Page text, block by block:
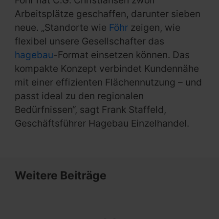
Arbeitsplätze geschaffen, darunter sieben
neue. „Standorte wie Föhr zeigen, wie
flexibel unsere Gesellschafter das
hagebau-Format einsetzen können. Das
kompakte Konzept verbindet Kundennähe
mit einer effizienten Flächennutzung – und
passt ideal zu den regionalen
Bedürfnissen“, sagt Frank Staffeld,
Geschäftsführer Hagebau Einzelhandel.
Weitere Beiträge